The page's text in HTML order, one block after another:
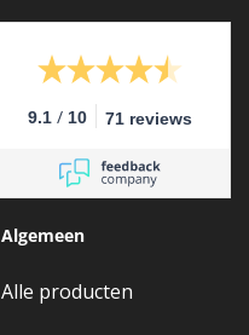
9.1 / 10 71 reviews
Algemeen
Alle producten